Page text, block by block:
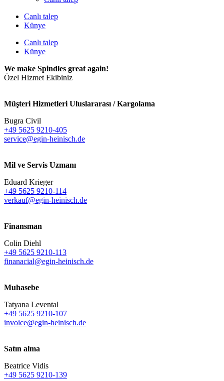
Canlı talep
Künye
Canlı talep
Künye
We make Spindles great again!
Özel Hizmet Ekibiniz
Müşteri Hizmetleri Uluslararası / Kargolama
Bugra Civil
+49 5625 9210-405
service@egin-heinisch.de
Mil ve Servis Uzmanı
Eduard Krieger
+49 5625 9210-114
verkauf@egin-heinisch.de
Finansman
Colin Diehl
+49 5625 9210-113
finanacial@egin-heinisch.de
Muhasebe
Tatyana Levental
+49 5625 9210-107
invoice@egin-heinisch.de
Satın alma
Beatrice Vidis
+49 5625 9210-139